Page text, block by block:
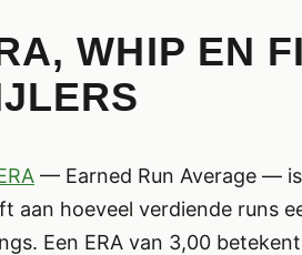
WHIP EN
— Earned Run Average —
aan hoeveel verdiende runs
Een ERA van 3,00